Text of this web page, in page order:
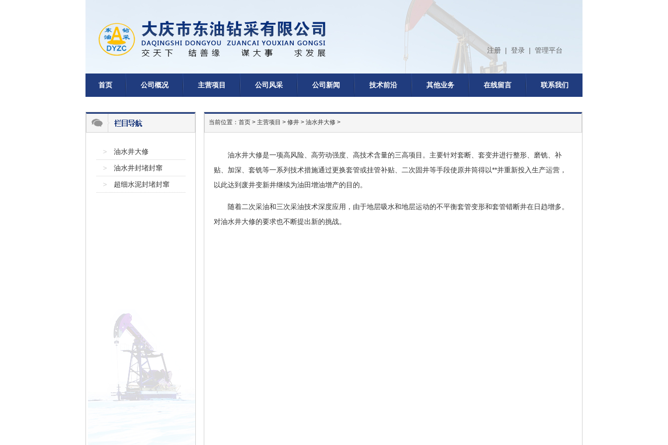
注册 | 登录 | 管理平台
首页 公司概况 主营项目 公司风采 公司新闻 技术前沿 其他业务 在线留言 联系我们
> 油水井大修
> 油水井封堵封窜
> 超细水泥封堵封窜
当前位置： 首页 > 主营项目 > 修井 > 油水井大修 >
油水井大修是一项高风险、高劳动强度、高技术含量的三高项目。主要针对套断、套变井进行整形、磨铣、补
贴、加深、套铣等一系列技术措施通过更换套管或挂管补贴、二次固井等手段使原井筒得以**并重新投入生产运营，
以此达到废井变新井继续为油田增油增产的目的。
随着二次采油和三次采油技术深度应用，由于地层吸水和地层运动的不平衡套管变形和套管错断井在日趋增多。
对油水井大修的要求也不断提出新的挑战。